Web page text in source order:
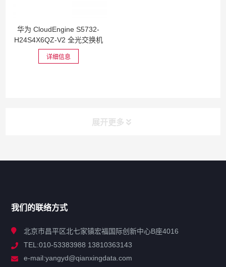
华为 CloudEngine S5732-
H24S4X6QZ-V2 全光交换机
详细信息
展开更多
解决方案
我们的联络方式
北京市昌平区北七家镇宏福国际创新中心B座4016
TEL:010-53383988 13810363143
e-mail:yangyd@qianxingdata.com